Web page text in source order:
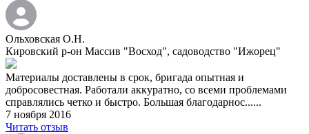
Ольховская О.Н.
Кировский р-он Массив "Восход", садоводство "Ижорец"
Материалы доставлены в срок, бригада опытная и
добросовестная. Работали аккуратно, со всеми проблемами
справлялись четко и быстро. Большая благодарнос......
7 ноября 2016
Читать отзыв